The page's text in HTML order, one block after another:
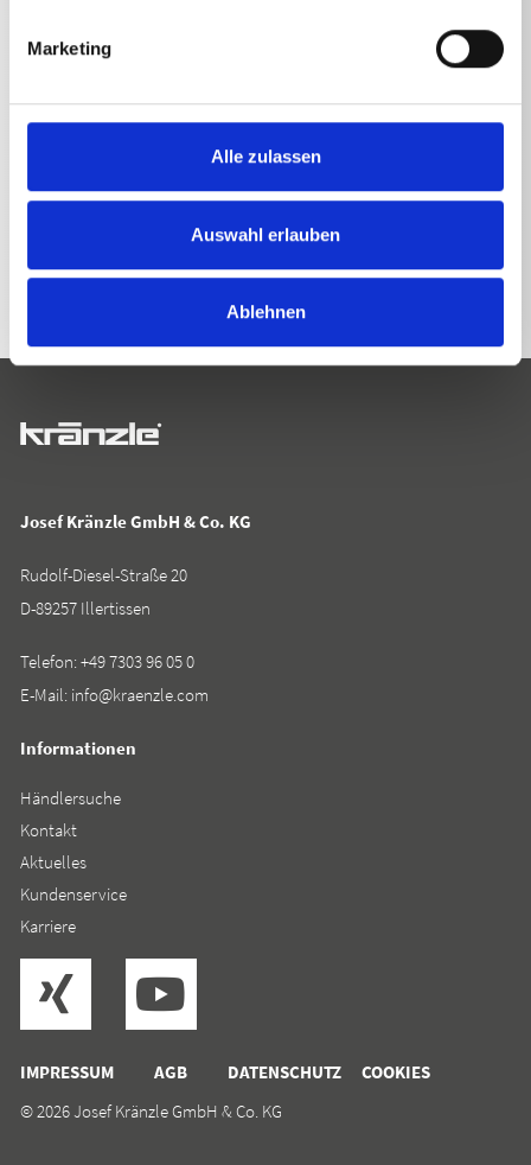
Marketing
Alle zulassen
Auswahl erlauben
Ablehnen
ZURÜCK ZUR LISTE
IMPRESSUM AGB DATENSCHUTZ COOKIES
Josef Kränzle GmbH & Co. KG
Rudolf-Diesel-Straße 20
D-89257 Illertissen
Telefon:+49 7303 96 05 0
E-Mail: info@kraenzle.com
Informationen
Händlersuche
Kontakt
Aktuelles
Kundenservice
Karriere
© 2026 Josef Kränzle GmbH & Co. KG